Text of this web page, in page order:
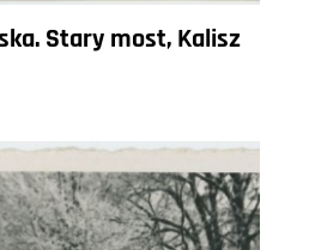
Stary most, Kalisz